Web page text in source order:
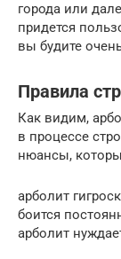
города или
придется
вы будите
Правила
Как видим,
в процессе
нюансы,
арболит
боится
арболит